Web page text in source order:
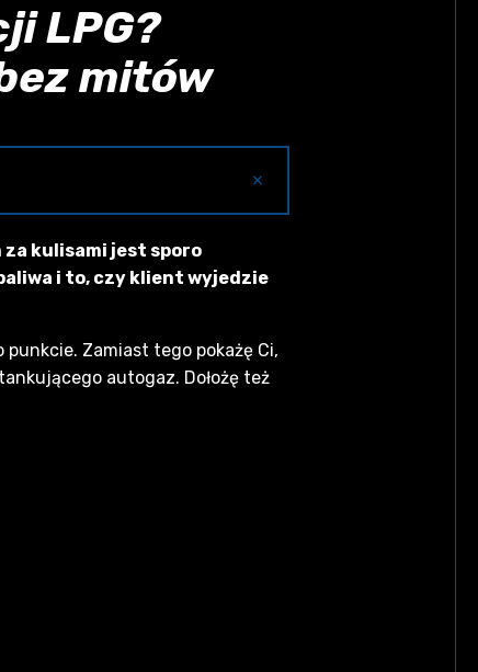
LPG?
mitów
×
oraz zachowaj próbkę
według procedury: silnik
kulisami jest sporo
i to, czy klient wyjedzie
Zamiast tego pokażę Ci,
autogaz. Dołożę też